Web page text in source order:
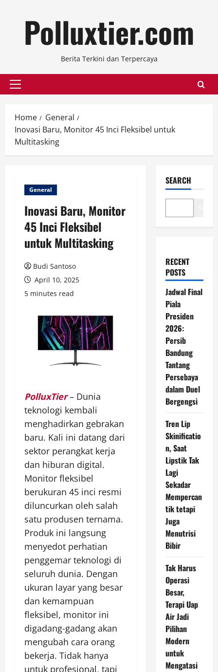
Polluxtier.com
Berita Terkini dan Terpercaya
Primary
Home
General
Inovasi Baru, Monitor 45 Inci Fleksibel untuk
Multitasking
General
Inovasi Baru, Monitor
45 Inci Fleksibel
untuk Multitasking
Budi Santoso
April 10, 2025
5 minutes read
PolluxTier– Dunia
teknologi kembali
menghadirkan gebrakan
baru. Kali ini datang dari
sektor perangkat kerja
dan hiburan digital.
Monitor fleksibel
berukuran 45 inci resmi
diluncurkan oleh salah
satu produsen ternama.
Produk ini langsung
menyedot perhatian
penggemar teknologi di
seluruh dunia. Dengan
ukuran layar yang besar
dan kemampuan
fleksibel, monitor ini
digadang-gadang akan
mengubah cara orang
bekerja. Tidak hanya
untuk profesional, tapi
SEARCH
RECENT
POSTS
Jadwal Final
Piala
Presiden
2026:
Persib
Bandung
Tantang
Persebaya
dalam Duel
Bergengsi
Tren Lip
Skinificatio
n, Saat
Lipstik Tak
Lagi
Sekadar
Mempercan
tik tetapi
Juga
Menutrisi
Bibir
Tak Harus
Operasi
Besar,
Terapi Uap
Air Jadi
Pilihan
Modern
untuk
Mengatasi